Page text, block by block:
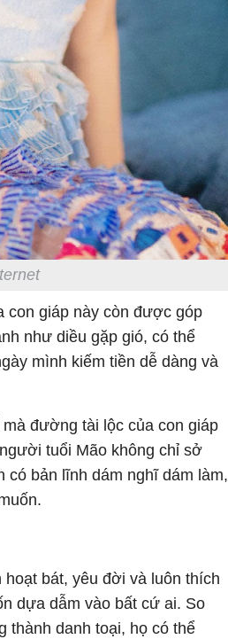
con giáp này còn được góp
như diều gặp gió, có thể
mình kiếm tiền dễ dàng và
đường tài lộc của con giáp
tuổi Mão không chỉ sở
có bản lĩnh dám nghĩ dám làm,
bát, yêu đời và luôn thích
dựa dẫm vào bất cứ ai. So
thành danh toại, họ có thể